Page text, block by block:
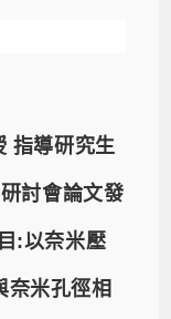
指導研究生
討會論文發
:以奈米壓
奈米孔徑相